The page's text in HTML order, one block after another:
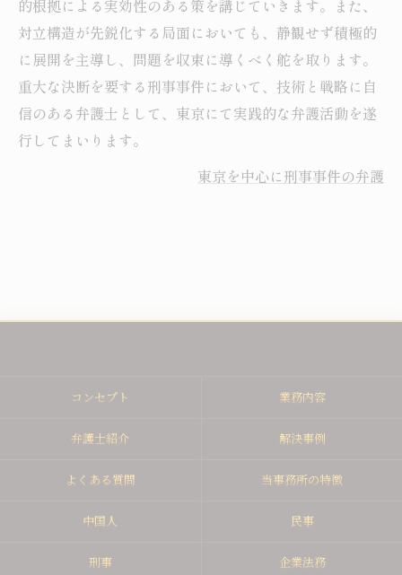
的根拠による実効性のある策を講じていきます。また、
対立構造が先鋭化する局面においても、静観せず積極的
に展開を主導し、問題を収束に導くべく舵を取ります。
重大な決断を要する刑事事件において、技術と戦略に自
信のある弁護士として、東京にて実践的な弁護活動を遂
行してまいります。
東京を中心に刑事事件の弁護
コンセプト 業務内容
弁護士紹介 解決事例
よくある質問 当事務所の特徴
中国人 民事
刑事 企業法務